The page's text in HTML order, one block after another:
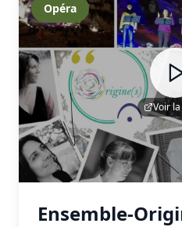
Voir
Opéra
Ensemble-